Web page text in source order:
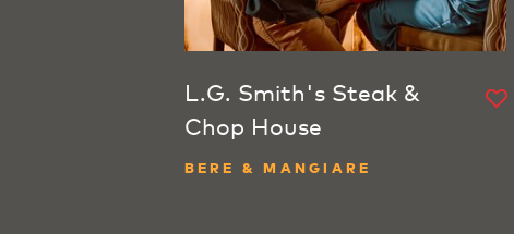
L.G. Smith's Steak &
Chop House
BERE & MANGIARE